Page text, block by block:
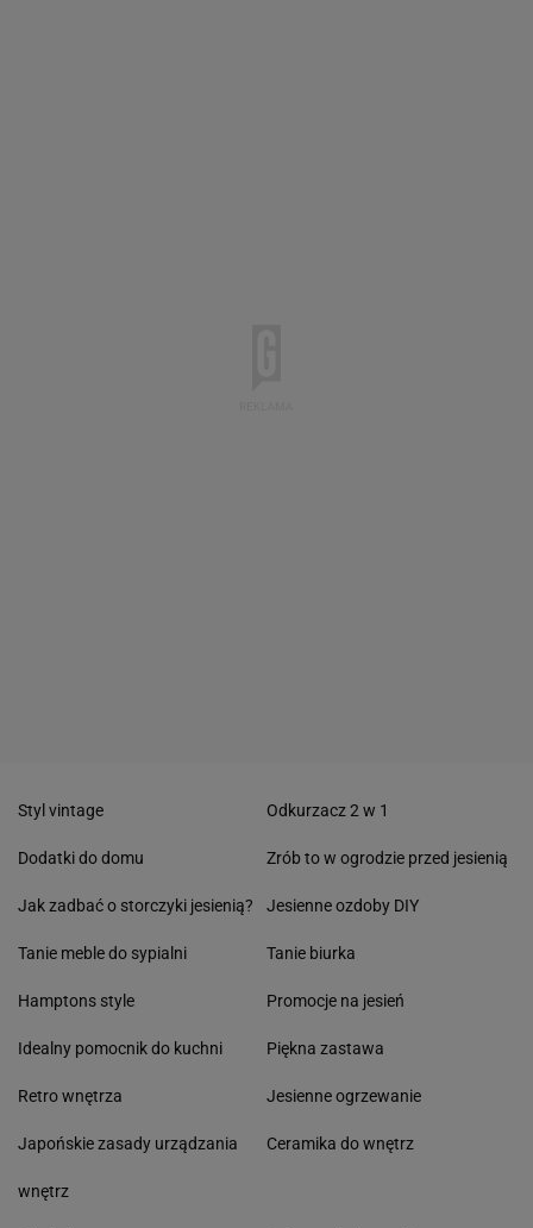
Styl vintage
Dodatki do domu
Jak zadbać o storczyki jesienią?
Tanie meble do sypialni
Hamptons style
Idealny pomocnik do kuchni
Retro wnętrza
Japońskie zasady urządzania
wnętrz
Odkurzacz 2 w 1
Zrób to w ogrodzie przed jesienią
Jesienne ozdoby DIY
Tanie biurka
Promocje na jesień
Piękna zastawa
Jesienne ogrzewanie
Ceramika do wnętrz